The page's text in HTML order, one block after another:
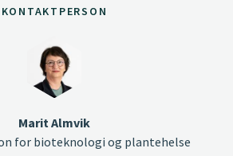
KONTAKTPERSON
Marit Almvik
for bioteknologi og plantehelse